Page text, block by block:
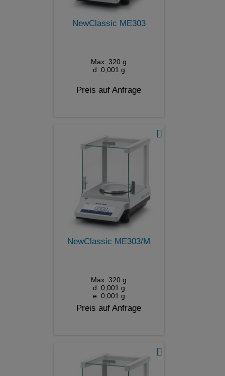
NewClassic ME303
Max: 320 g
d: 0,001 g
Preis auf Anfrage
NewClassic ME303/M
Max: 320 g
d: 0,001 g
e: 0,001 g
Preis auf Anfrage